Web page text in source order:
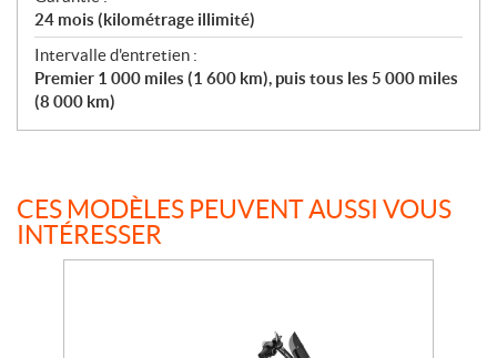
24 mois (kilométrage illimité)
Intervalle d'entretien :
Premier 1 000 miles (1 600 km), puis tous les 5 000 miles
(8 000 km)
CES MODÈLES PEUVENT AUSSI VOUS
INTÉRESSER